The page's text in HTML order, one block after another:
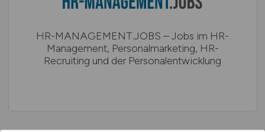
HR-MANAGEMENT.JOBS – Jobs im HR-
Management, Personal­marketing, HR-
Recruiting und der Personalentwicklung